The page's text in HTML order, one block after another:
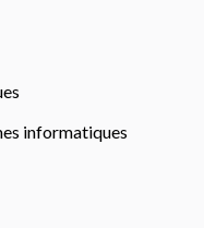
informatiques